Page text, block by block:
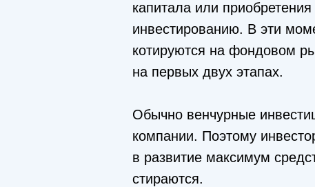
капитала или
инвестированию. В эти
котируются на фондовом
на первых двух этапах.
Обычно венчурные
компании. Поэтому
в развитие максимум
стираются.